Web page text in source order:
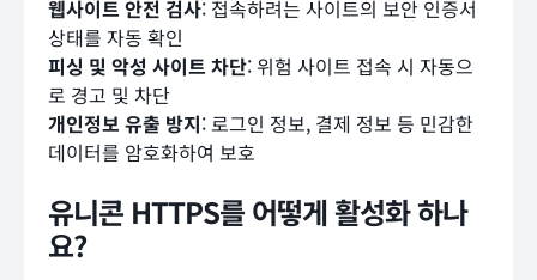
웹사이트 안전 검사: 접속하려는 사이트의 보안 인증서
상태를 자동 확인
피싱 및 악성 사이트 차단: 위험 사이트 접속 시 자동으
로 경고 및 차단
개인정보 유출 방지: 로그인 정보, 결제 정보 등 민감한
데이터를 암호화하여 보호
유니콘 HTTPS를 어떻게 활성화 하나
요?